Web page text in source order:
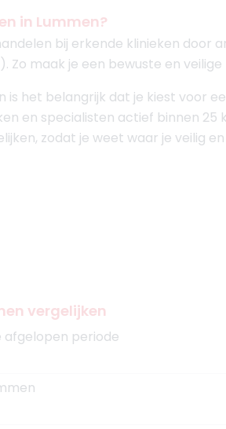
in Lummen?
bij erkende klinieken door
Zo maak je een bewuste en veilige
is het belangrijk dat je kiest voor
en specialisten actief binnen
zodat je weet waar je veilig
vergelijken
afgelopen periode